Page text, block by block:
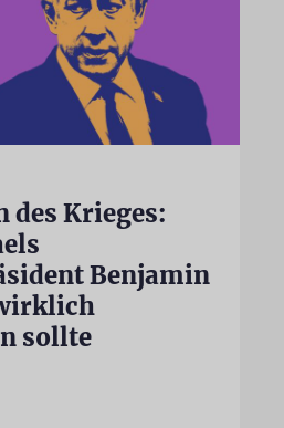
des Krieges:
Benjamin
sollte